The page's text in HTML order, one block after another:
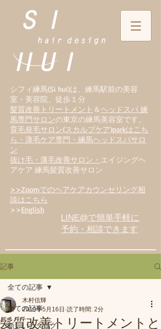
シフィ練馬(Si hui)は、 練馬駅前の美容
室・美容院、徒歩１分
髪質改善トリートメント ＆ヘッドスパ 練
馬専門サロンの東京の練馬美容室です。
育毛発毛サロン(スカルプケア)parkはこち
ら・薄毛ケア専門・練馬ヘッドスパサロ
ン
抜け毛・薄毛改善サロン・ エイジングヘ
アケア 練馬髪質改善サロン
>>Zoomでのヘアケアカウンセリング相
談はこちら
>>English
LINE@で簡単手軽に
予約・相談できます
記事
全ての記事
新しいカタログ
全ての記事
髪質改善トリートメントと
木村信輝
2019年5月16日 読了時間: 2分